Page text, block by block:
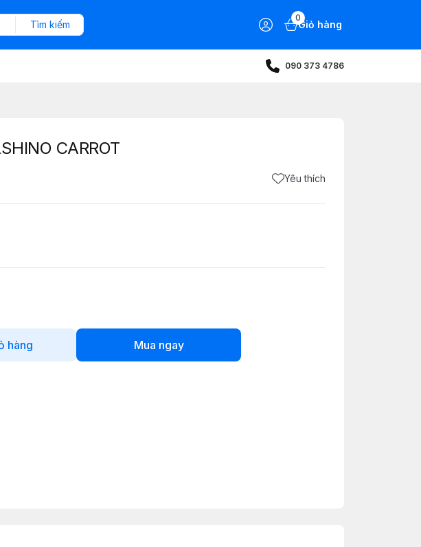
Tìm kiếm
0
Giỏ hàng
090 373 4786
CARROT
Yêu thích
hàng Mua ngay